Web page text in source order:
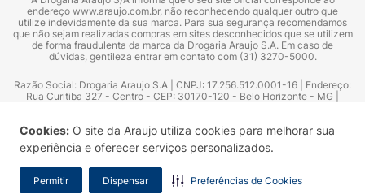
Cookies: O site da Araujo utiliza cookies para melhorar sua
experiência e oferecer serviços personalizados.
Permitir Dispensar Preferências de Cookies
endereço www.araujo.com.br, não reconhecendo qualquer outro que
utilize indevidamente da sua marca. Para sua segurança recomendamos
que não sejam realizadas compras em sites desconhecidos que se utilizem
de forma fraudulenta da marca da Drogaria Araujo S.A. Em caso de
dúvidas, gentileza entrar em contato com (31) 3270-5000.
Razão Social: Drogaria Araujo S.A | CNPJ: 17.256.512.0001-16 | Endereço:
Rua Curitiba 327 - Centro - CEP: 30170-120 - Belo Horizonte - MG |
Azevedo Guimarães – CRF 10.965 | Yasmin Silva Alvarenga – CRF 52.584 -
Consultor substituto: Thiago Aguiar Pinheiro - CRF Nº 13.748. Alvará
Sanitário: 2025020713 | Autorização de Funcionamento da Empresa (AFE):